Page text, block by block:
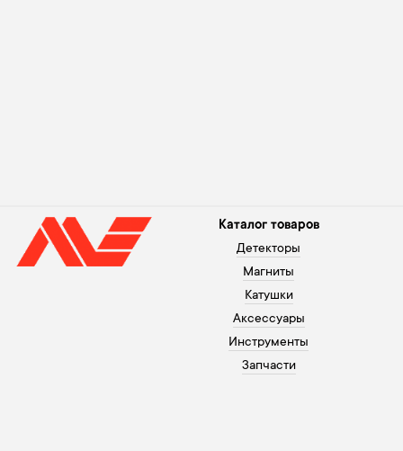
Каталог товаров
Детекторы
Магниты
Катушки
Аксессуары
Инструменты
Запчасти